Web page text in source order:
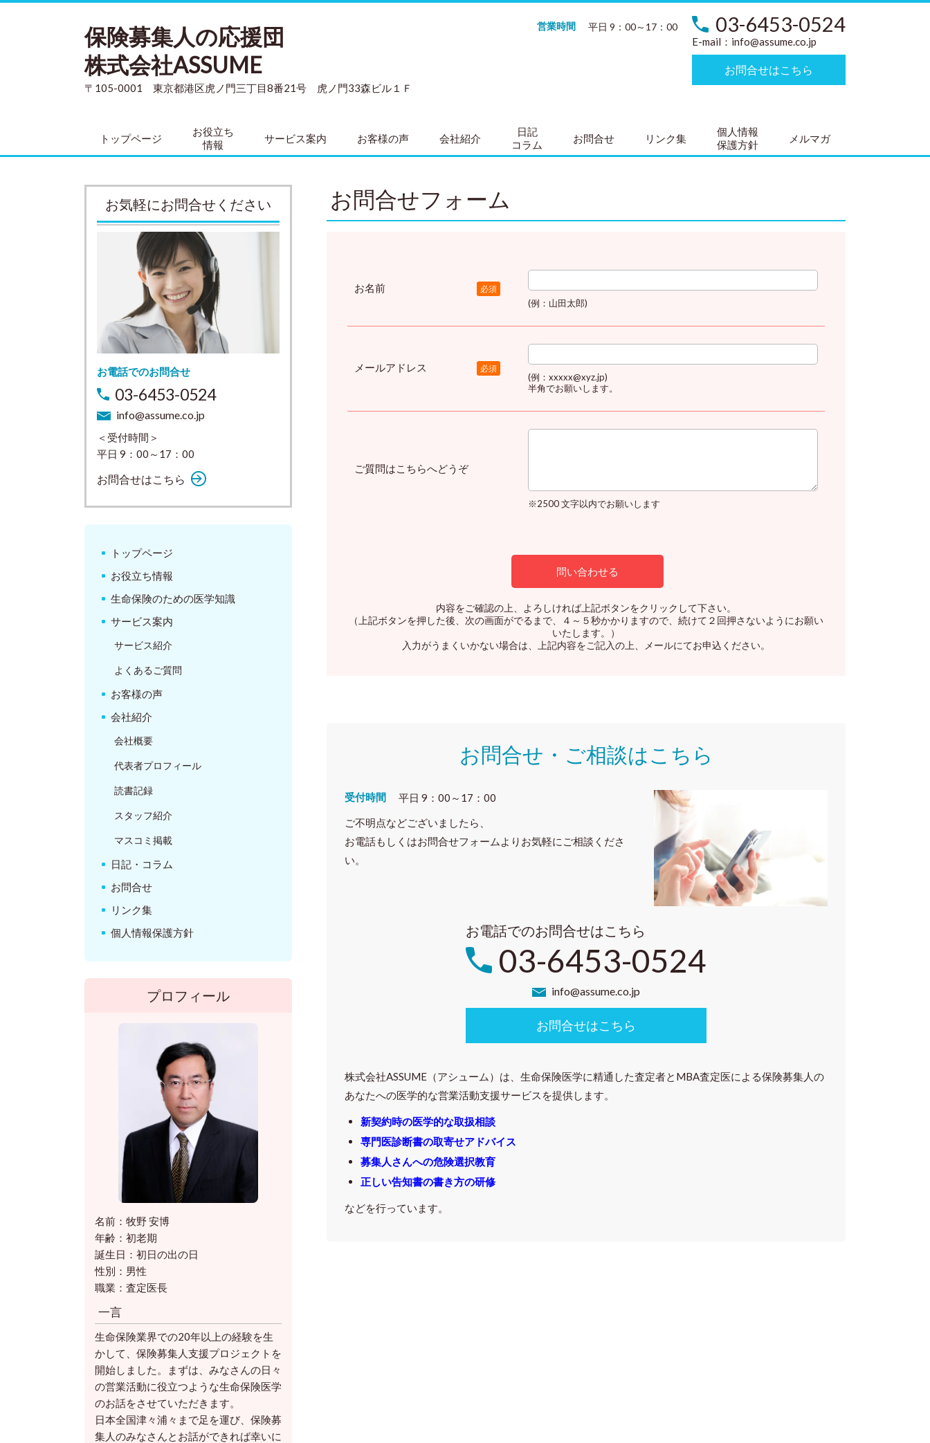
保険募集人の応援団
株式会社ASSUME
〒105-0001 東京都港区虎ノ門三丁目8番21号 虎ノ門33森ビル１Ｆ
営業時間 平日 9：00～17：00 03-6453-0524
E-mail： info@assume.co.jp
お問合せはこちら
トップページ
お役立ち
情報
サービス案内 お客様の声 会社紹介
日記
コラム
お問合せ リンク集
個人情報
保護方針
メルマガ
お問合せフォーム
お名前 必須
(例：山田太郎)
メールアドレス 必須
(例：xxxxx@xyz.jp)
半角でお願いします。
ご質問はこちらへどうぞ
※2500 文字以内でお願いします
内容をご確認の上、よろしければ上記ボタンをクリックして下さい。
（上記ボタンを押した後、次の画面がでるまで、４～５秒かかりますので、続けて２回押さないようにお願い
いたします。）
入力がうまくいかない場合は、上記内容をご記入の上、メールにてお申込ください。
お問合せ・ご相談はこちら
受付時間 平日 9：00～17：00
ご不明点などございましたら、
お電話もしくはお問合せフォームよりお気軽にご相談くださ
い。
お電話でのお問合せはこちら
03-6453-0524
info@assume.co.jp
お問合せはこちら
株式会社ASSUME（アシューム）は、生命保険医学に精通した査定者とMBA査定医による保険募集人の
あなたへの医学的な営業活動支援サービスを提供します。
新契約時の医学的な取扱相談
専門医診断書の取寄せアドバイス
募集人さんへの危険選択教育
正しい告知書の書き方の研修
などを行っています。
お気軽にお問合せください
お電話でのお問合せ
03-6453-0524
info@assume.co.jp
＜受付時間＞
平日 9：00～17：00
お問合せはこちら
トップページ
お役立ち情報
生命保険のための医学知識
サービス案内
サービス紹介
よくあるご質問
お客様の声
会社紹介
会社概要
代表者プロフィール
読書記録
スタッフ紹介
マスコミ掲載
日記・コラム
お問合せ
リンク集
個人情報保護方針
プロフィール
名前：牧野 安博
年齢：初老期
誕生日：初日の出の日
性別：男性
職業：査定医長
一言
生命保険業界での20年以上の経験を生
かして、保険募集人支援プロジェクトを
開始しました。まずは、みなさんの日々
の営業活動に役立つような生命保険医学
のお話をさせていただきます。
日本全国津々浦々まで足を運び、保険募
集人のみなさんとお話ができれば幸いに